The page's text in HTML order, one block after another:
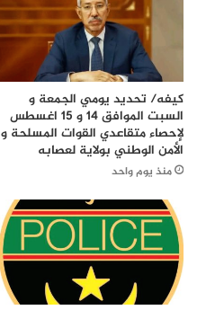
كيفه/ تحديد يومي الجمعة و
السبت الموافق 14 و 15 اغسطس
لإحصاء متقاعدي القوات المسلحة و
الأمن الوطني بولاية لعصابه
منذ يوم واحد